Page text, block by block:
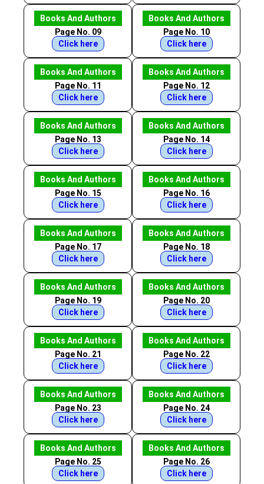
Books And Authors
Page No. 09
Click here
Books And Authors
Page No. 10
Click here
Books And Authors
Page No. 11
Click here
Books And Authors
Page No. 12
Click here
Books And Authors
Page No. 13
Click here
Books And Authors
Page No. 14
Click here
Books And Authors
Page No. 15
Click here
Books And Authors
Page No. 16
Click here
Books And Authors
Page No. 17
Click here
Books And Authors
Page No. 18
Click here
Books And Authors
Page No. 19
Click here
Books And Authors
Page No. 20
Click here
Books And Authors
Page No. 21
Click here
Books And Authors
Page No. 22
Click here
Books And Authors
Page No. 23
Click here
Books And Authors
Page No. 24
Click here
Books And Authors
Page No. 25
Click here
Books And Authors
Page No. 26
Click here